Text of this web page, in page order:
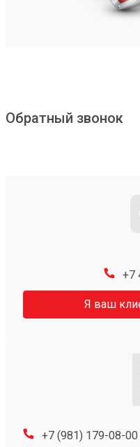
Обратный звонок
+7
Я ваш
+7 (981) 179-08-00